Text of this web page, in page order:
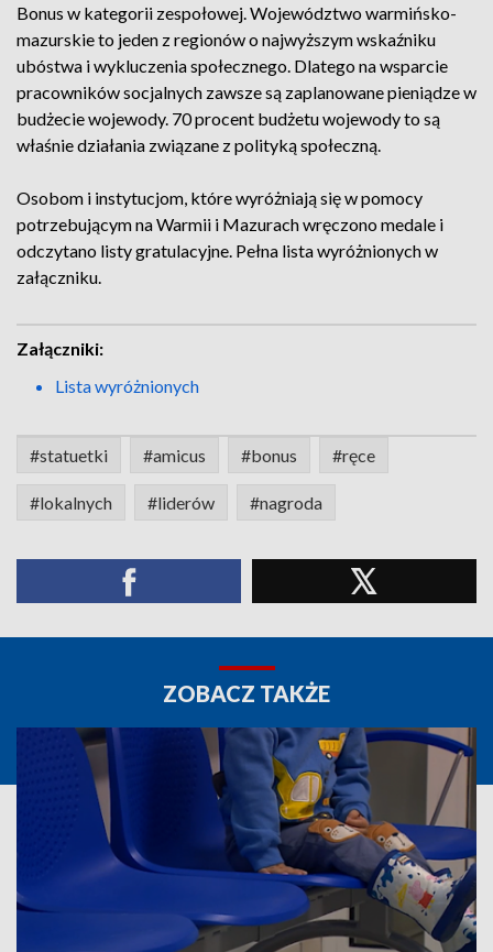
Bonus w kategorii zespołowej. Województwo warmińsko-
mazurskie to jeden z regionów o najwyższym wskaźniku
ubóstwa i wykluczenia społecznego. Dlatego na wsparcie
pracowników socjalnych zawsze są zaplanowane pieniądze w
budżecie wojewody. 70 procent budżetu wojewody to są
właśnie działania związane z polityką społeczną.
Osobom i instytucjom, które wyróżniają się w pomocy
potrzebującym na Warmii i Mazurach wręczono medale i
odczytano listy gratulacyjne. Pełna lista wyróżnionych w
załączniku.
Załączniki:
Lista wyróżnionych
#statuetki #amicus #bonus #ręce
#lokalnych #liderów #nagroda
ZOBACZ TAKŻE